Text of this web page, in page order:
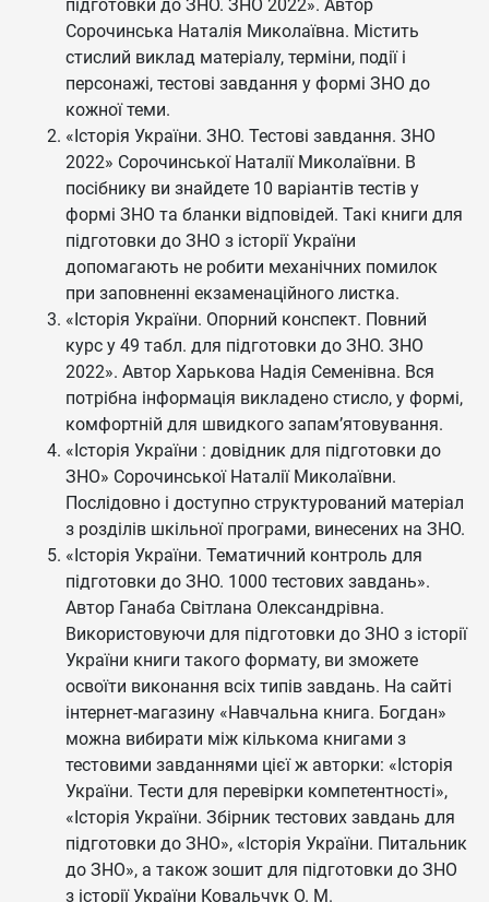
підготовки до ЗНО. ЗНО 2022». Автор
Сорочинська Наталія Миколаївна. Містить
стислий виклад матеріалу, терміни, події і
персонажі, тестові завдання у формі ЗНО до
кожної теми.
«Історія України. ЗНО. Тестові завдання. ЗНО
2022» Сорочинської Наталії Миколаївни. В
посібнику ви знайдете 10 варіантів тестів у
формі ЗНО та бланки відповідей. Такі книги для
підготовки до ЗНО з історії України
допомагають не робити механічних помилок
при заповненні екзаменаційного листка.
«Історія України. Опорний конспект. Повний
курс у 49 табл. для підготовки до ЗНО. ЗНО
2022». Автор Харькова Надія Семенівна. Вся
потрібна інформація викладено стисло, у формі,
комфортній для швидкого запам’ятовування.
«Історія України : довідник для підготовки до
ЗНО» Сорочинської Наталії Миколаївни.
Послідовно і доступно структурований матеріал
з розділів шкільної програми, винесених на ЗНО.
«Історія України. Тематичний контроль для
підготовки до ЗНО. 1000 тестових завдань».
Автор Ганаба Світлана Олександрівна.
Використовуючи для підготовки до ЗНО з історії
України книги такого формату, ви зможете
освоїти виконання всіх типів завдань. На сайті
інтернет-магазину «Навчальна книга. Богдан»
можна вибирати між кількома книгами з
тестовими завданнями цієї ж авторки: «Історія
України. Тести для перевірки компетентності»,
«Історія України. Збірник тестових завдань для
підготовки до ЗНО», «Історія України. Питальник
до ЗНО», а також зошит для підготовки до ЗНО
з історії України Ковальчук О. М.